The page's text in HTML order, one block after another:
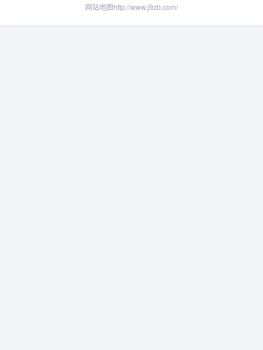
网站地图http://www.j9zb.com/